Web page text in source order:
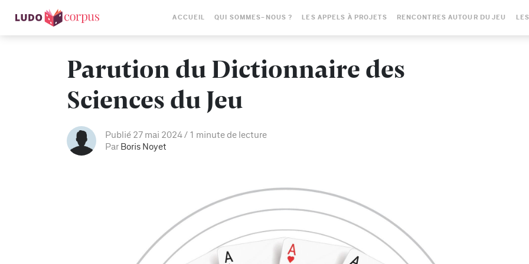
ACCUEIL QUI SOMMES-NOUS ? LES APPELS À PROJETS RENCONTRES AUTOUR DU JEU
Parution du Dictionnaire des
Sciences du Jeu
Publié 27 mai 2024
1 minute de lecture
Par Boris Noyet